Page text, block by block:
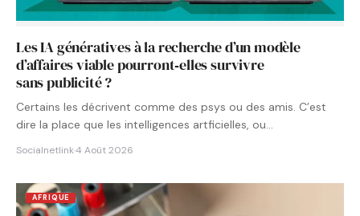
Les IA génératives à la recherche d’un modèle
d’affaires viable pourront‑elles survivre
sans publicité ?
Certains les décrivent comme des psys ou des amis. C’est
dire la place que les intelligences artficielles, ou…
Socialnetlink·4 Août 2026
AFRIQUE